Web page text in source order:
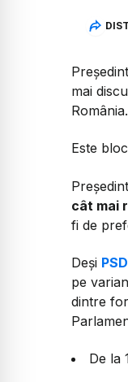
mai
România.
Este
cât mai
fi de
Deși
pe
dintre
De la